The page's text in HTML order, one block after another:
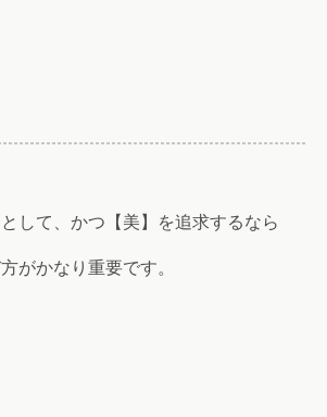
して、かつ【美】を追求するなら
がかなり重要です。